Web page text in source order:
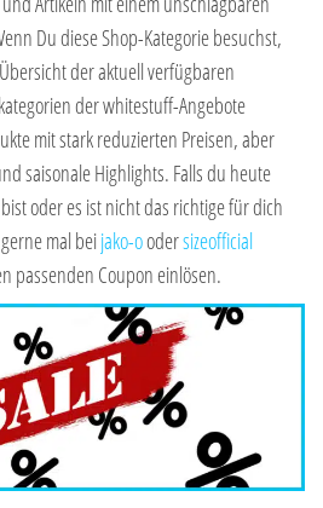
Du diese Shop-Kategorie besuchst,
der aktuell verfügbaren
der whitestuff-Angebote
mit stark reduzierten Preisen, aber
saisonale Highlights. Falls du heute
oder es ist nicht das richtige für dich
mal beijako-oodersizeofficial
passenden Coupon einlösen.